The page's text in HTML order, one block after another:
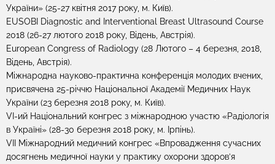
України» (25-27 квітня 2017 року, м. Київ).
EUSOBI Diagnostic and Interventional Breast Ultrasound Course
2018 (26-27 лютого 2018 року, Відень, Австрія).
European Congress of Radiology (28 Лютого – 4 березня, 2018,
Відень, Австрія).
Міжнародна науково-практична конференція молодих вчених,
присвячена 25-річчю Національної Академії Медичних Наук
України (23 березня 2018 року, м. Київ).
VI-ий Національний конгрес з міжнародною участю «Радіологія
в Україні» (28-30 березня 2018 року, м. Ірпінь).
VII Міжнародний медичний конгрес «Впровадження сучасних
досягнень медичної науки у практику охорони здоров’я